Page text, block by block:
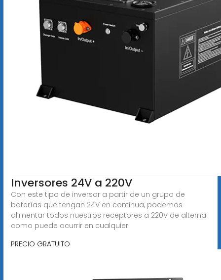
Inversores 24V a 220V
Con este tipo de inversor a partir de un grupo de
baterías que tengan 24V en continua, podemos
alimentar todos nuestros receptores a 220V de alterna
como puede ocurrir en cualquier
PRECIO GRATUITO